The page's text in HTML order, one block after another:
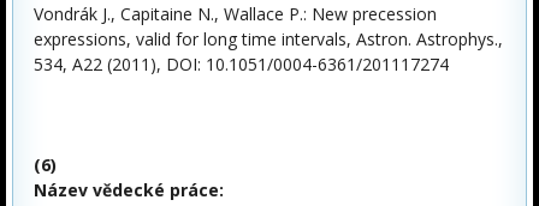
Vondrák J., Capitaine N., Wallace P.: New precession
expressions, valid for long time intervals, Astron. Astrophys.,
534, A22 (2011), DOI: 10.1051/0004-6361/201117274
(6)
Název vědecké práce: